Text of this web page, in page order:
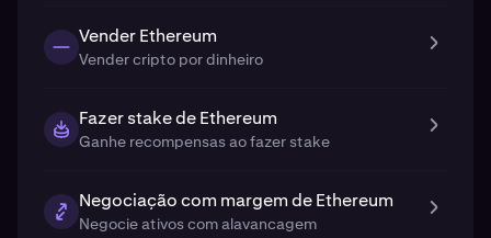
Vender Ethereum
Vender cripto por dinheiro
Fazer stake de Ethereum
Ganhe recompensas ao fazer stake
Negociação com margem de Ethereum
Negocie ativos com alavancagem